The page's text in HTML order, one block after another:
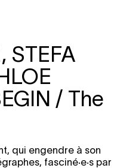
STEFA
/ The
qui engendre à son
fasciné·e·s par